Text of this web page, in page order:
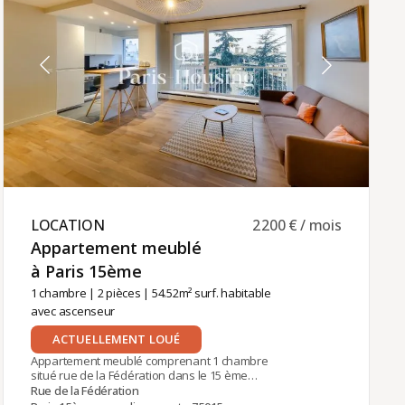
garantissant un accompagnement professionnel.
LOCATION ​
Appartement meublé
à Paris 15ème ​
1 chambre | 2 pièces | 54.52m² surf. habitable
avec ascenseur
2 200 € / mois
ACTUELLEMENT LOUÉ
Appartement meublé comprenant 1 chambre
situé rue de la Fédération dans le 15 ème
arrondissement à proximité de la station La
Rue de la Fédération